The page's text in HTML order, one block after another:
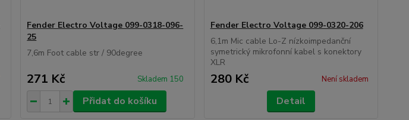
Fender Electro Voltage 099-0318-096-
25
7,6m Foot cable str / 90degree
271 Kč Skladem 150
Přidat do košíku
Fender Electro Voltage 099-0320-206
6,1m Mic cable Lo-Z nízkoimpedanční
symetrický mikrofonní kabel s konektory
XLR
280 Kč Není skladem
Detail